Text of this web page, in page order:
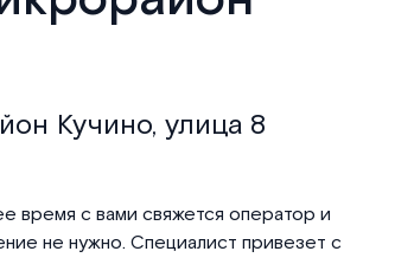
Кучино, улица 8
время с вами свяжется оператор и
не нужно. Специалист привезет с